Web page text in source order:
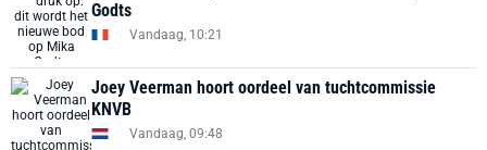
Godts
Vandaag, 10:21
Joey Veerman hoort oordeel van tuchtcommissie
KNVB
Vandaag, 09:48